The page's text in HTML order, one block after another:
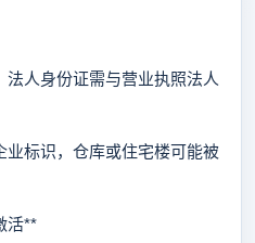
人身份证需与营业执照法人
标识，仓库或住宅楼可能被
活**